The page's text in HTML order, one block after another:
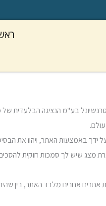
מצג שיש לך סמכות חוקית
אתרים אחרים מלבד האתר, בין